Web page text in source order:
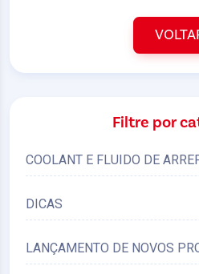
Filtre por
COOLANT E FLUIDO DE
DICAS
LANÇAMENTO DE NOVOS